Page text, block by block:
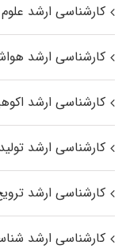
کارشناسی ارشد
کارشناسی ارشد
کارشناسی ارشد
کارشناسی ارشد
کارشناسی ارشد
کارشناسی ارشد